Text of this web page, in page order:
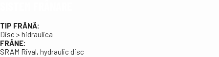
TIP FRÂNĂ:
Disc > hidraulica
FRÂNE:
SRAM Rival, hydraulic disc